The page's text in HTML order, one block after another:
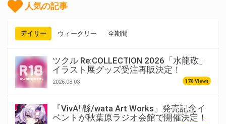
人気の記事
デイリー ウィークリー 全期間
ツクル Re:COLLECTION 2026「水龍敬」
イラスト展グッズ受注再販決定！
2026.08.03 170 Views
『VivA! 緜/wata Art Works』発売記念イ
ベントが秋葉原ラジオ会館で開催決定！